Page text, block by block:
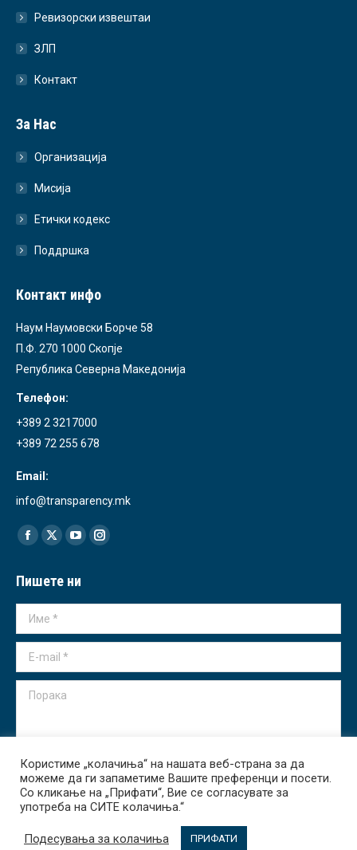
Ревизорски извештаи
ЗЛП
Контакт
За Нас
Организација
Мисија
Етички кодекс
Поддршка
Контакт инфо
Наум Наумовски Борче 58
П.Ф. 270 1000 Скопје
Република Северна Македонија
Телефон:
+389 2 3217000
+389 72 255 678
Email:
info@transparency.mk
Find us on:
Facebook
opens
in
X
opens
in
YouTube
opens
in
Instagram
in
Пишете ни
Име *
E-mail *
Порака
Испрати
Transparency International - Macedonia 2026. All rights reserved.
Користиме „колачиња“ на нашата веб-страна за да
можеме да ги запаметиме Вашите преференци и посети.
Со кликање на „Прифати“, Вие се согласувате за
употреба на СИТЕ колачиња.“
Подесувања за колачиња ПРИФАТИ